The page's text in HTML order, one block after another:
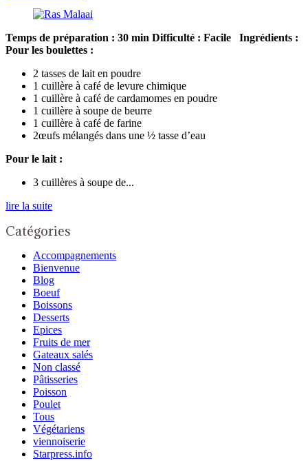
Temps de préparation : 30 min Difficulté : Facile
Ingrédients :
Pour les boulettes :
2 tasses de lait en poudre
1 cuillère à café de levure chimique
1 cuillère à café de cardamomes en poudre
1 cuillère à soupe de beurre
1 cuillère à café de farine
2œufs mélangés dans une ½ tasse d’eau
Pour le lait :
3 cuillères à soupe de...
lire la suite
Catégories
Accompagnements
Bienvenue
Blog
Boeuf
Boissons
Desserts
Epices
Fruits de mer
Gateaux salés
Non classé
Pâtisseries
Poisson
Poulet
Tous
Végétariens
viennoiserie
Starpress.info